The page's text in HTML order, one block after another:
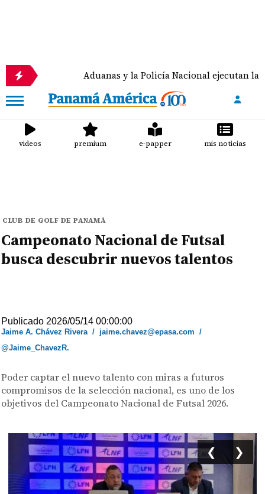
Aduanas y la Policía Nacional ejecutan la
videos premium e-papper mis noticias
CLUB DE GOLF DE PANAMÁ
Campeonato Nacional de Futsal
busca descubrir nuevos talentos
Publicado 2026/05/14 00:00:00
Jaime A. Chávez Rivera/ jaime.chavez@epasa.com /
@Jaime_ChavezR.
Poder captar el nuevo talento con miras a futuros
compromisos de la selección nacional, es uno de los
objetivos del Campeonato Nacional de Futsal 2026.
❮ ❯